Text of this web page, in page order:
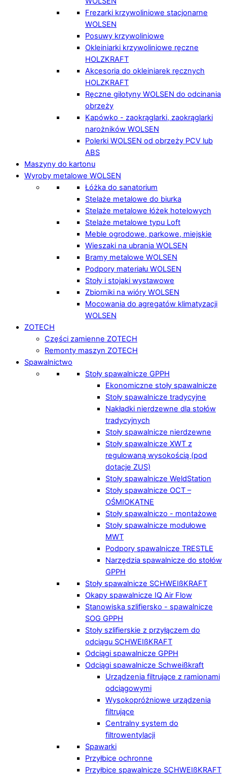
Frezarki krzywoliniowe stacjonarne
WOLSEN
Posuwy krzywoliniowe
Okleiniarki krzywoliniowe ręczne
HOLZKRAFT
Akcesoria do okleiniarek ręcznych
HOLZKRAFT
Ręczne gilotyny WOLSEN do odcinania
obrzeży
Kapówko - zaokrąglarki, zaokrąglarki
narożników WOLSEN
Polerki WOLSEN od obrzeży PCV lub
ABS
Maszyny do kartonu
Wyroby metalowe WOLSEN
Łóżka do sanatorium
Stelaże metalowe do biurka
Stelaże metalowe łóżek hotelowych
Stelaże metalowe typu Loft
Meble ogrodowe, parkowe, miejskie
Wieszaki na ubrania WOLSEN
Bramy metalowe WOLSEN
Podpory materiału WOLSEN
Stoły i stojaki wystawowe
Zbiorniki na wióry WOLSEN
Mocowania do agregatów klimatyzacji
WOLSEN
ZOTECH
Części zamienne ZOTECH
Remonty maszyn ZOTECH
Spawalnictwo
Stoły spawalnicze GPPH
Ekonomiczne stoły spawalnicze
Stoły spawalnicze tradycyjne
Nakładki nierdzewne dla stołów
tradycyjnych
Stoły spawalnicze nierdzewne
Stoły spawalnicze XWT z
regulowaną wysokością (pod
dotacje ZUS)
Stoły spawalnicze WeldStation
Stoły spawalnicze OCT –
OŚMIOKĄTNE
Stoły spawalniczo - montażowe
Stoły spawalnicze modułowe
MWT
Podpory spawalnicze TRESTLE
Narzędzia spawalnicze do stołów
GPPH
Stoły spawalnicze SCHWEIßKRAFT
Okapy spawalnicze IQ Air Flow
Stanowiska szlifiersko - spawalnicze
SOG GPPH
Stoły szlifierskie z przyłączem do
odciągu SCHWEIßKRAFT
Odciągi spawalnicze GPPH
Odciągi spawalnicze Schweißkraft
Urządzenia filtrujące z ramionami
odciągowymi
Wysokopróżniowe urządzenia
filtrujące
Centralny system do
filtrowentylacji
Spawarki
Przyłbice ochronne
Przyłbice spawalnicze SCHWEIßKRAFT